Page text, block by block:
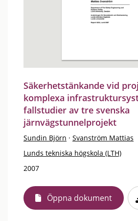
Säkerhetstänkande vid
komplexa
fallstudier av tre svenska
järnvägstunnelprojekt
Sundin Björn · Svanström Mattias
Lunds tekniska högskola (LTH)
2007
Öppna dokument